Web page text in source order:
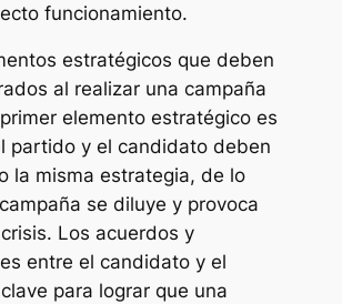
funcionamiento.
estratégicos que deben
al realizar una campaña
elemento estratégico es
partido y el candidato deben
la misma estrategia, de lo
se diluye y provoca
Los acuerdos y
entre el candidato y el
para lograr que una